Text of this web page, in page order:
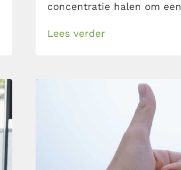
concentratie halen om
hun inbox induiken.
Lees verder